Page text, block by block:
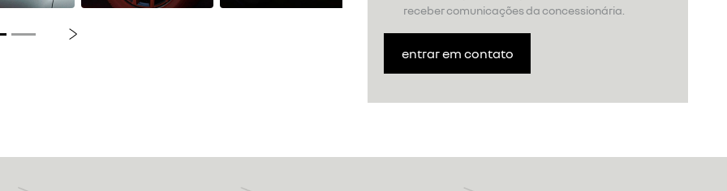
receber comunicações da concessionária.
entrar em contato
Próximo